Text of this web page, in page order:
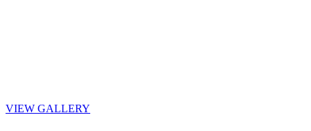
VIEW GALLERY